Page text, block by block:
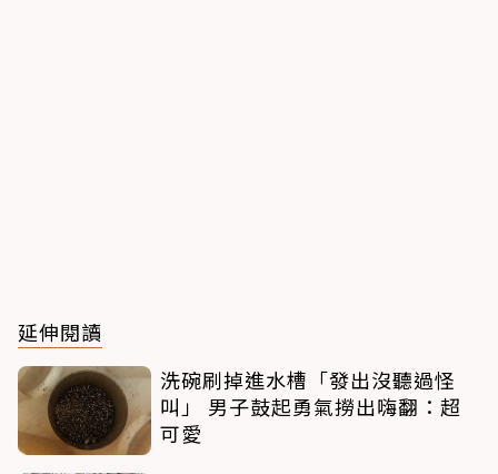
延伸閱讀
洗碗刷掉進水槽「發出沒聽過怪
叫」 男子鼓起勇氣撈出嗨翻：超
可愛